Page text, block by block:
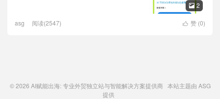
 2
 赞 (0)
asg 阅读(2547)
© 2026 AI赋能出海: 专业外贸独立站与智能解决方案提供商本站主题由 ASG
提供